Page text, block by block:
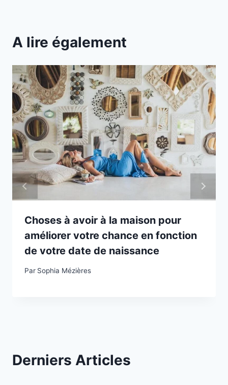
A lire également
Choses à avoir à la maison pour
améliorer votre chance en fonction
de votre date de naissance
Par Sophia Mézières
Derniers Articles